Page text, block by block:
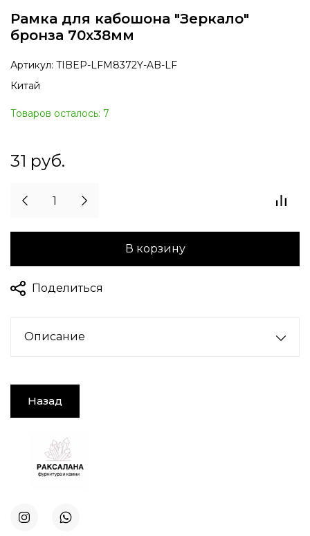
Рамка для кабошона "Зеркало"
бронза 70х38мм
Артикул: TIBEP-LFM8372Y-AB-LF
Китай
Товаров осталось: 7
31 руб.
В корзину
Поделиться
Описание
Назад